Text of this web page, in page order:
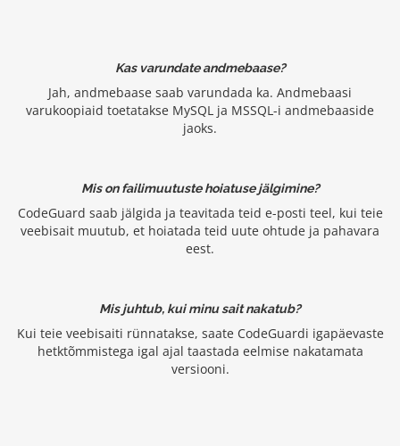
Kas varundate andmebaase?
Jah, andmebaase saab varundada ka. Andmebaasi
varukoopiaid toetatakse MySQL ja MSSQL-i andmebaaside
jaoks.
Mis on failimuutuste hoiatuse jälgimine?
CodeGuard saab jälgida ja teavitada teid e-posti teel, kui teie
veebisait muutub, et hoiatada teid uute ohtude ja pahavara
eest.
Mis juhtub, kui minu sait nakatub?
Kui teie veebisaiti rünnatakse, saate CodeGuardi igapäevaste
hetktõmmistega igal ajal taastada eelmise nakatamata
versiooni.